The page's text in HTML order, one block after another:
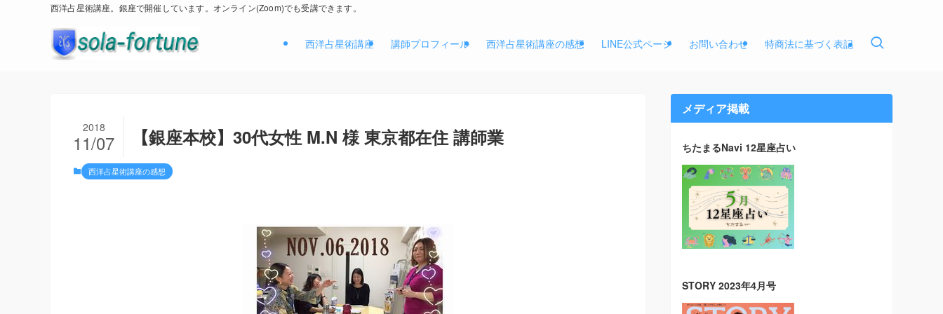
西洋占星術講座。銀座で開催しています。オンライン(Zoom)でも受講できます。
西洋占星術講座 講師プロフィール 西洋占星術講座の感想 LINE公式ページ お問い合わせ 特商法に基づく表記
【銀座本校】30代女性 M.N 様 東京都在住 講師業
2018
11/07
西洋占星術講座の感想
メディア掲載
ちたまるNavi 12星座占い
STORY 2023年4月号